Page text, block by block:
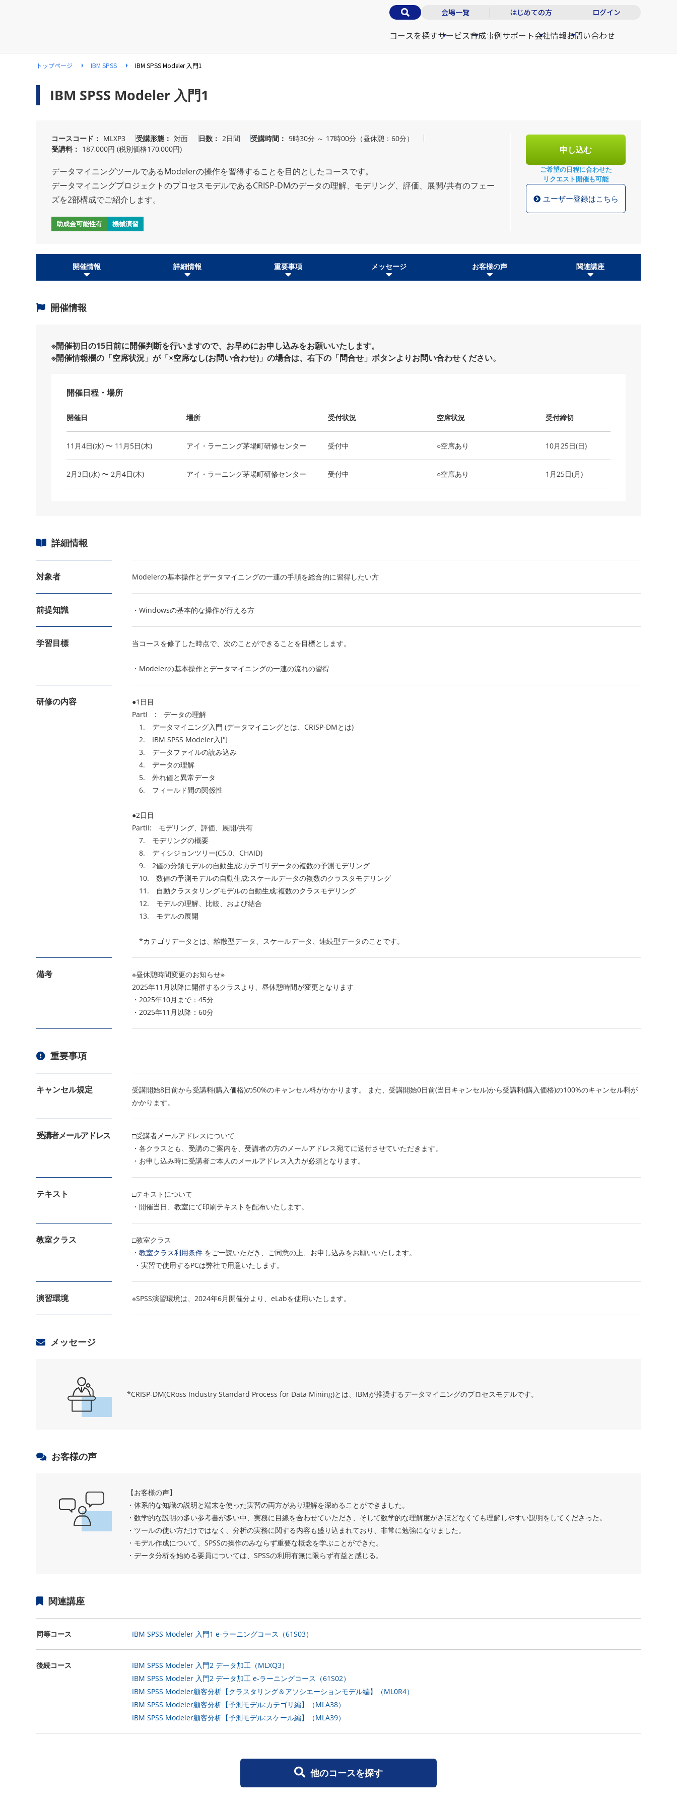
会場一覧 はじめての方 ログイン
コースを探すサービス育成事例サポート会社情報お問い合わせ
トップページ IBM SPSS IBM SPSS Modeler 入門1
IBM SPSS Modeler 入門1
コースコード MLXP3 受講形態 対面 日数 2日間 受講時間
9時30分 ～ 17時00分（昼休憩：60分）
受講料
187,000円 (税別価格170,000円)
データマイニングツールであるModelerの操作を習得することを目的としたコースです。
データマイニングプロジェクトのプロセスモデルであるCRISP-DMのデータの理解、モデリング、評価、展開/共有のフェー
ズを2部構成でご紹介します。
助成金可能性有 機械演習
申し込む
ご希望の日程に合わせた
リクエスト開催も可能
ユーザー登録はこちら
開催情報 詳細情報 重要事項 メッセージ お客様の声 関連講座
開催情報
※開催初日の15日前に開催判断を行いますので、お早めにお申し込みをお願いいたします。
※開催情報欄の「空席状況」が「×空席なし(お問い合わせ)」の場合は、右下の「問合せ」ボタンよりお問い合わせください。
開催日程・場所
開催日 場所 受付状況 空席状況 受付締切
11月4日(水) 〜 11月5日(木) アイ・ラーニング茅場町研修センター 受付中 ○空席あり 10月25日(日)
2月3日(水) 〜 2月4日(木) アイ・ラーニング茅場町研修センター 受付中 ○空席あり 1月25日(月)
詳細情報
対象者 Modelerの基本操作とデータマイニングの一連の手順を総合的に習得したい方
前提知識 ・Windowsの基本的な操作が行える方
学習目標 当コースを修了した時点で、次のことができることを目標とします。
・Modelerの基本操作とデータマイニングの一連の流れの習得
研修の内容
●1日目
PartI : データの理解
1. データマイニング入門 (データマイニングとは、CRISP-DMとは)
2. IBM SPSS Modeler入門
3. データファイルの読み込み
4. データの理解
5. 外れ値と異常データ
6. フィールド間の関係性
●2日目
PartII: モデリング、評価、展開/共有
7. モデリングの概要
8. ディシジョンツリー(C5.0、CHAID)
9. 2値の分類モデルの自動生成:カテゴリデータの複数の予測モデリング
10. 数値の予測モデルの自動生成:スケールデータの複数のクラスタモデリング
11. 自動クラスタリングモデルの自動生成:複数のクラスモデリング
12. モデルの理解、比較、および結合
13. モデルの展開
*カテゴリデータとは、離散型データ、スケールデータ、連続型データのことです。
備考
※昼休憩時間変更のお知らせ※
2025年11月以降に開催するクラスより、昼休憩時間が変更となります
・2025年10月まで：45分
・2025年11月以降：60分
重要事項
キャンセル規定
受講開始8日前から受講料(購入価格)の50%のキャンセル料がかかります。 また、受講開始0日前(当日キャンセル)から受講料(購入価格)の100%のキャンセル料が
かかります。
受講者メールアドレス
□受講者メールアドレスについて
・各クラスとも、受講のご案内を、受講者の方のメールアドレス宛てに送付させていただきます。
・お申し込み時に受講者ご本人のメールアドレス入力が必須となります。
テキスト
□テキストについて
・開催当日、教室にて印刷テキストを配布いたします。
教室クラス
□教室クラス
・ 教室クラス利用条件 をご一読いただき、ご同意の上、お申し込みをお願いいたします。
・実習で使用するPCは弊社で用意いたします。
演習環境 ※SPSS演習環境は、2024年6月開催分より、eLabを使用いたします。
メッセージ
*CRISP-DM(CRoss Industry Standard Process for Data Mining)とは、IBMが推奨するデータマイニングのプロセスモデルです。
お客様の声
【お客様の声】
・体系的な知識の説明と端末を使った実習の両方があり理解を深めることができました。
・数学的な説明の多い参考書が多い中、実務に目線を合わせていただき、そして数学的な理解度がさほどなくても理解しやすい説明をしてくださった。
・ツールの使い方だけではなく、分析の実務に関する内容も盛り込まれており、非常に勉強になりました。
・モデル作成について、SPSSの操作のみならず重要な概念を学ぶことができた。
・データ分析を始める要員については、SPSSの利用有無に限らず有益と感じる。
関連講座
同等コース IBM SPSS Modeler 入門1 e-ラーニングコース（61S03）
後続コース
IBM SPSS Modeler 入門2 データ加工（MLXQ3）
IBM SPSS Modeler 入門2 データ加工 e-ラーニングコース（61S02）
IBM SPSS Modeler顧客分析【クラスタリング＆アソシエーションモデル編】（ML0R4）
IBM SPSS Modeler顧客分析【予測モデル:カテゴリ編】（MLA38）
IBM SPSS Modeler顧客分析【予測モデル:スケール編】（MLA39）
他のコースを探す